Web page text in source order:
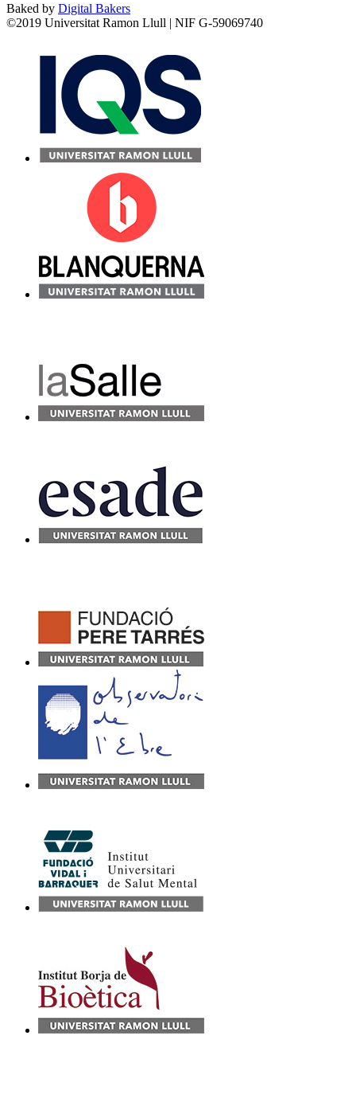
Baked by Digital Bakers
©2019 Universitat Ramon Llull | NIF G-59069740